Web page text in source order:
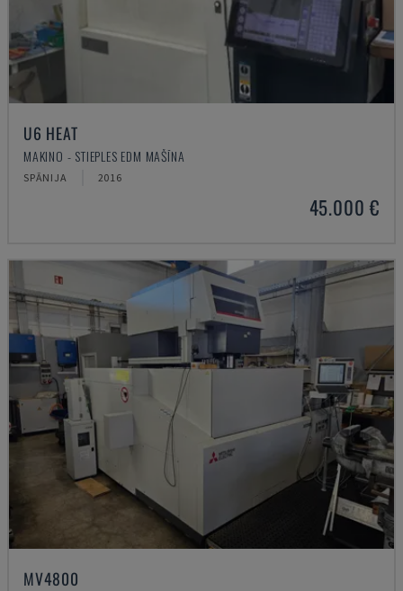
U6 HEAT
MAKINO - STIEPLES EDM MAŠĪNA
SPĀNIJA 2016
45.000 €
MV4800